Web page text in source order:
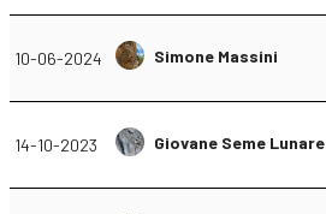
10-06-2024 Simone Massini
14-10-2023 Giovane Seme Lunare